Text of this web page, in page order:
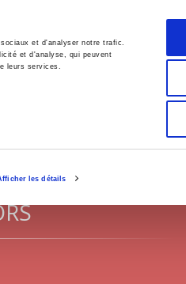
et d'analyser notre trafic.
et d'analyse, qui peuvent
leurs services.
les détails
English
Politics